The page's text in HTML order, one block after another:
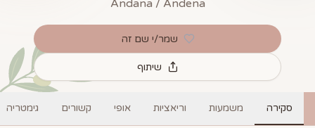
Andana / Andena
שמר/י שם זה
שיתוף
סקירה משמעות וריאציות אופי קשורים גימטריה